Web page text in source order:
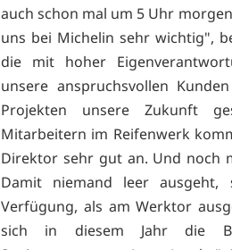
auch schon mal um 5 Uhr
uns bei Michelin sehr wichtig",
die mit hoher
unsere anspruchsvollen
Projekten unsere Zukunft
Mitarbeitern im Reifenwerk
Direktor sehr gut an. Und noch
Damit niemand leer ausgeht,
Verfügung, als am Werktor
sich in diesem Jahr die